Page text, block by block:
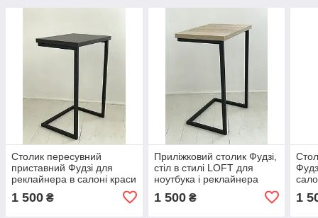
Столик пересувний
приставний Фудзі для
реклайнера в салоні краси
1 500 ₴
Приліжковий столик Фудзі,
стіл в стилі LOFT для
ноутбука і реклайнера
1 500₴ 1